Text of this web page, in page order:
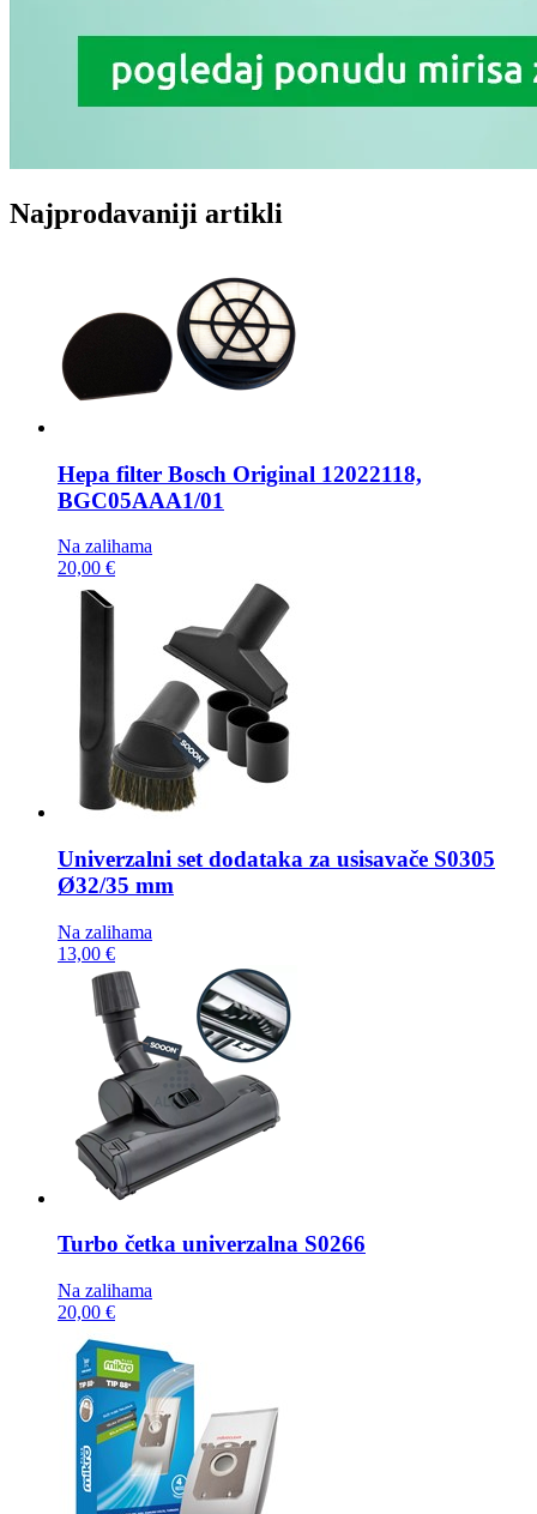
Najprodavaniji artikli
Hepa filter Bosch Original 12022118,
BGC05AAA1/01
Na zalihama
20,00 €
Univerzalni set dodataka za usisavače S0305
Ø32/35 mm
Na zalihama
13,00 €
Turbo četka univerzalna S0266
Na zalihama
20,00 €